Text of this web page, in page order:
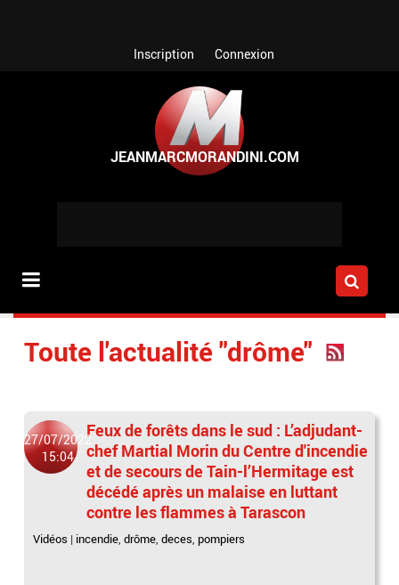
Inscription Connexion
Toute l'actualité "drôme"
27/07/2022
15:04
Feux de forêts dans le sud : L’adjudant-
chef Martial Morin du Centre d'incendie
et de secours de Tain-l’Hermitage est
décédé après un malaise en luttant
contre les flammes à Tarascon
Vidéos | incendie,drôme,deces, pompiers